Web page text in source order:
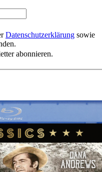
Datenschutzerklärung sowie
abonnieren.